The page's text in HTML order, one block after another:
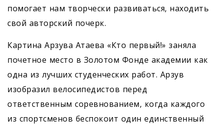
помогает нам творчески развиваться, находить
свой авторский почерк.
Картина Арзува Атаева «Кто первый!» заняла
почетное место в Золотом Фонде академии как
одна из лучших студенческих работ. Арзув
изобразил велосипедистов перед
ответственным соревнованием, когда каждого
из спортсменов беспокоит один единственный